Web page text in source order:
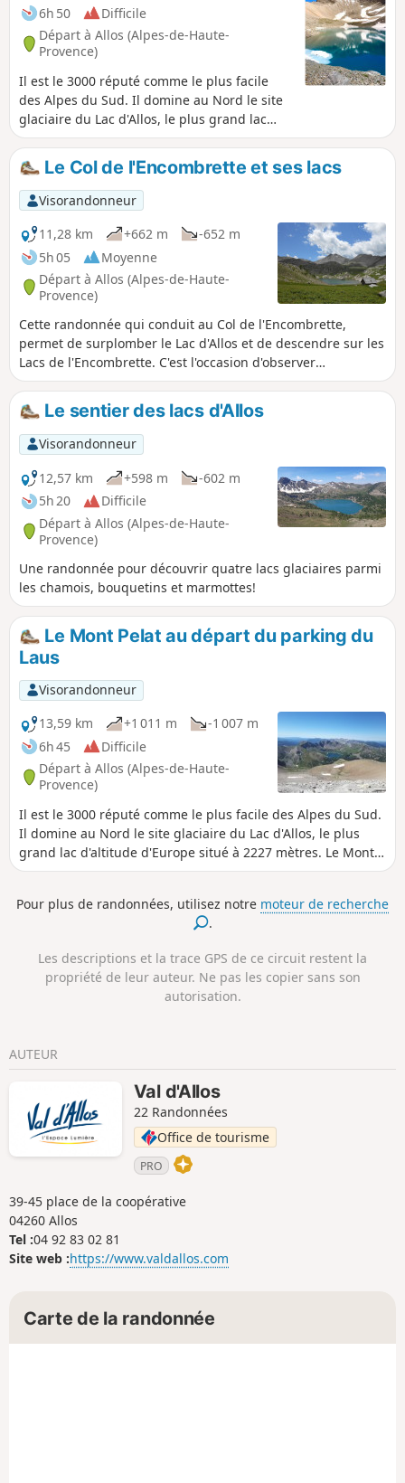
6h 50
Difficile
Départ à Allos (Alpes-de-Haute-
Provence)
Il est le 3000 réputé comme le plus facile
des Alpes du Sud. Il domine au Nord le site
glaciaire du Lac d'Allos, le plus grand lac
d'altitude d'Europe situé à 2227 m : le Mont
Pelat, dans le Parc National du Mercantour
est le point culminant du Haut Verdon.
Le Col de l'Encombrette et ses lacs
Visorandonneur
11,28 km
+662 m
-652 m
5h 05
Moyenne
Départ à Allos (Alpes-de-Haute-
Provence)
Cette randonnée qui conduit au Col de l'Encombrette,
permet de surplomber le Lac d'Allos et de descendre sur les
Lacs de l'Encombrette. C'est l'occasion d'observer
marmottes, chamois et bouquetins.
Le sentier des lacs d'Allos
Visorandonneur
12,57 km
+598 m
-602 m
5h 20
Difficile
Départ à Allos (Alpes-de-Haute-
Provence)
Une randonnée pour découvrir quatre lacs glaciaires parmi
les chamois, bouquetins et marmottes!
Le Mont Pelat au départ du parking du
Laus
Visorandonneur
13,59 km
+1 011 m
-1 007 m
6h 45
Difficile
Départ à Allos (Alpes-de-Haute-
Provence)
Il est le 3000 réputé comme le plus facile des Alpes du Sud.
Il domine au Nord le site glaciaire du Lac d'Allos, le plus
grand lac d'altitude d'Europe situé à 2227 mètres. Le Mont
Pelat, dans le Parc National du Mercantour est le point
Pour plus de randonnées, utilisez notre moteur de recherche
.
Les descriptions et la trace GPS de ce circuit restent la
propriété de leur auteur. Ne pas les copier sans son
autorisation.
AUTEUR
Val d'Allos
22 Randonnées
Office de tourisme
PRO
39-45 place de la coopérative
04260 Allos
Tel :04 92 83 02 81
Site web :https://www.valdallos.com
Carte de la randonnée